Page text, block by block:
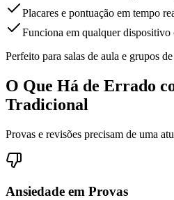
Placares e pontuação em tempo
Funciona em qualquer dispositivo
Perfeito para salas de aula e grupos
O Que Há de Errado
Tradicional
Provas e revisões precisam de uma
Ansiedade em Provas